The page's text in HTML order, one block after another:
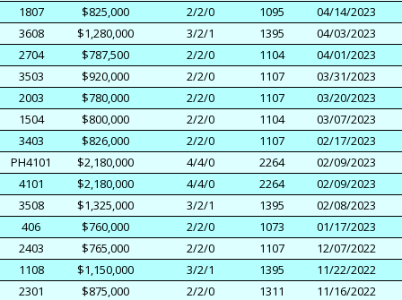
1807
$825,000 2/2/0 1095
04/14/2023
3608
$1,280,000 3/2/1 1395
04/03/2023
2704
$787,500 2/2/0 1104
04/01/2023
3503
$920,000 2/2/0 1107
03/31/2023
2003
$780,000 2/2/0 1107
03/20/2023
1504
$800,000 2/2/0 1104
03/07/2023
3403
$826,000 2/2/0 1107
02/17/2023
PH4101
$2,180,000 4/4/0 2264
02/09/2023
4101
$2,180,000 4/4/0 2264
02/09/2023
3508
$1,325,000 3/2/1 1395
02/08/2023
406
$760,000 2/2/0 1073
01/17/2023
2403
$765,000 2/2/0 1107
12/07/2022
1108
$1,150,000 3/2/1 1395
11/22/2022
2301
$875,000 2/2/0 1311 11/16/2022